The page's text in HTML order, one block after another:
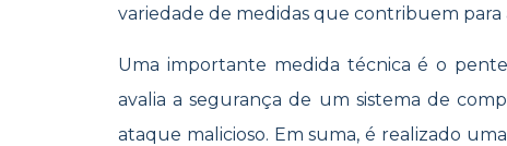
variedade de medidas que contribuem
Uma importante medida técnica é o
avalia a segurança de um sistema de
ataque malicioso. Em suma, é realizado